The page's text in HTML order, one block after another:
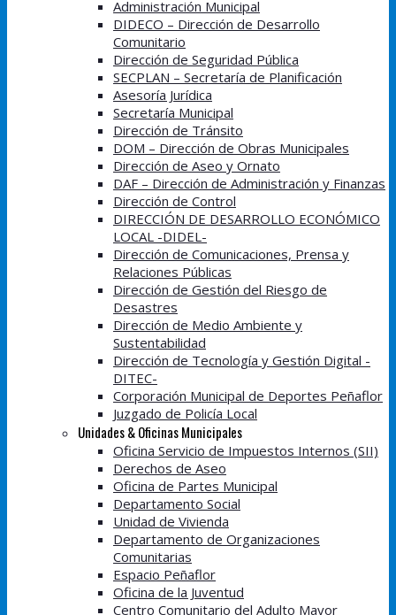
Administración Municipal
DIDECO – Dirección de Desarrollo
Comunitario
Dirección de Seguridad Pública
SECPLAN – Secretaría de Planificación
Asesoría Jurídica
Secretaría Municipal
Dirección de Tránsito
DOM – Dirección de Obras Municipales
Dirección de Aseo y Ornato
DAF – Dirección de Administración y Finanzas
Dirección de Control
DIRECCIÓN DE DESARROLLO ECONÓMICO
LOCAL -DIDEL-
Dirección de Comunicaciones, Prensa y
Relaciones Públicas
Dirección de Gestión del Riesgo de
Desastres
Dirección de Medio Ambiente y
Sustentabilidad
Dirección de Tecnología y Gestión Digital -
DITEC-
Corporación Municipal de Deportes Peñaflor
Juzgado de Policía Local
Unidades & Oficinas Municipales
Oficina Servicio de Impuestos Internos (SII)
Derechos de Aseo
Oficina de Partes Municipal
Departamento Social
Unidad de Vivienda
Departamento de Organizaciones
Comunitarias
Espacio Peñaflor
Oficina de la Juventud
Centro Comunitario del Adulto Mayor